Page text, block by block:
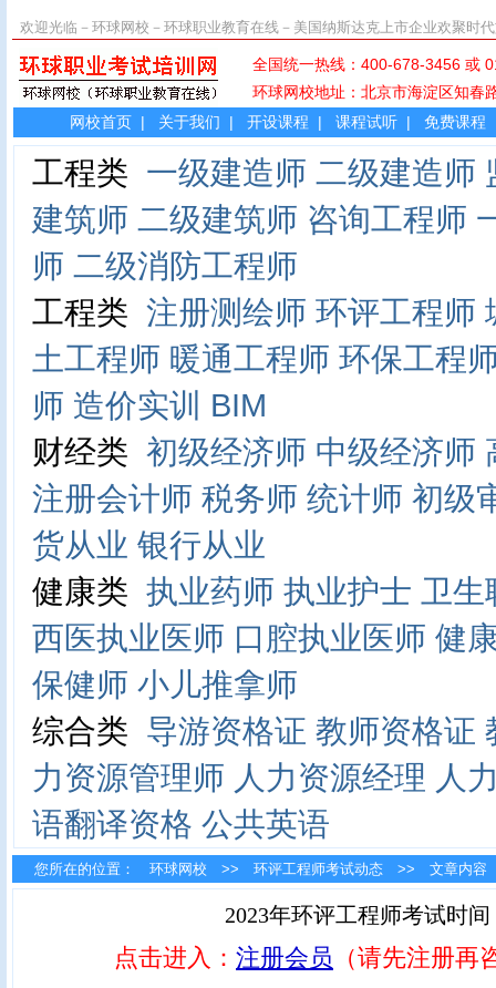
欢迎光临－环球网校－环球职业教育在线－美国纳斯达克上市企业欢聚时
全国统一热线：400-678-
环球网校地址：北京市海淀区
网校首页 | 关于我们 | 开设课程 | 课程试听 | 免费课程
工程类 一级建造师 二级建造师
建筑师 二级建筑师 咨询工程师
师 二级消防工程师
工程类 注册测绘师 环评工程师
土工程师 暖通工程师 环保工程
师 造价实训 BIM
财经类 初级经济师 中级经济师
注册会计师 税务师 统计师 初级
货从业 银行从业
健康类 执业药师 执业护士 卫生
西医执业医师 口腔执业医师 健
保健师 小儿推拿师
综合类 导游资格证 教师资格证
力资源管理师 人力资源经理 人
语翻译资格 公共英语
您所在的位置： 环球网校 >> 环评工程师考试动态 >> 文章内容
2023年环评工程师考试时间
点击进入： 注册会员 （请先注册再